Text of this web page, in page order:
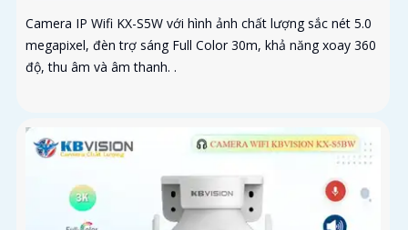
Camera IP Wifi KX-S5W với hình ảnh chất lượng sắc nét 5.0
megapixel, đèn trợ sáng Full Color 30m, khả năng xoay 360
độ, thu âm và âm thanh. .